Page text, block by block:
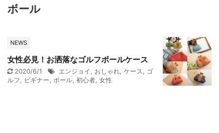
ボール
NEWS
女性必見！お洒落なゴルフボールケース
2020/6/1 エンジョイ, おしゃれ, ケース, ゴ
ルフ, ビギナー, ボール, 初心者, 女性